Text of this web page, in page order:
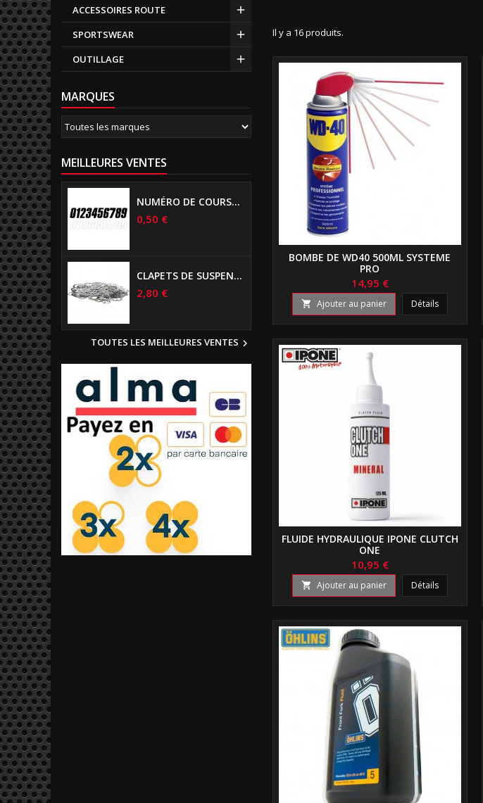
ACCESSOIRES ROUTE
SPORTSWEAR
OUTILLAGE
MARQUES
MEILLEURES VENTES
NUMÉRO DE COURSE US 17 CM NOIR
0,50 €
CLAPETS DE SUSPENSIONS DIAMÈTRE 6MM
2,80 €
TOUTES LES MEILLEURES VENTES 
Il y a 16 produits.
BOMBE DE WD40 500ML SYSTEME
PRO
14,95 €
 Ajouter au panier Détails
FLUIDE HYDRAULIQUE IPONE CLUTCH
ONE
10,95 €
 Ajouter au panier Détails